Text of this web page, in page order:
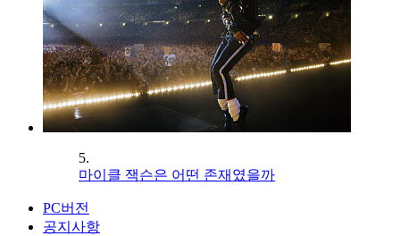
5.
마이클 잭슨은 어떤 존재였을까
PC버전
공지사항